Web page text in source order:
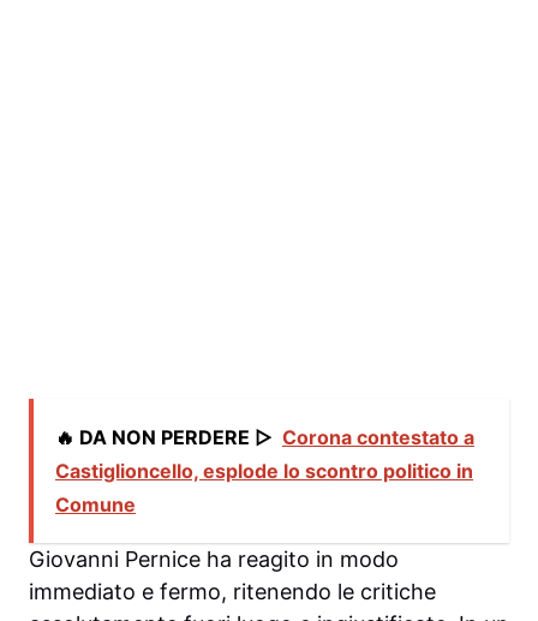
🔥 DA NON PERDERE ▷ Corona contestato a
Castiglioncello, esplode lo scontro politico in
Comune
Giovanni Pernice ha reagito in modo
immediato e fermo, ritenendo le critiche